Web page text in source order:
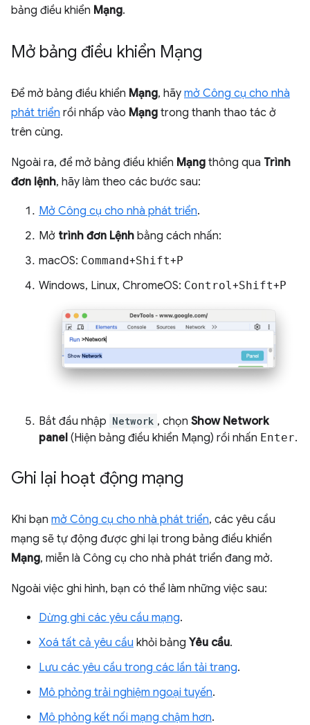
bảng điều khiển Mạng.
Mở bảng điều khiển Mạng
Để mở bảng điều khiển Mạng, hãy mở Công cụ cho nhà
phát triển rồi nhấp vào Mạng trong thanh thao tác ở
trên cùng.
Ngoài ra, để mở bảng điều khiển Mạng thông qua Trình
đơn lệnh, hãy làm theo các bước sau:
Mở Công cụ cho nhà phát triển.
Mở trình đơn Lệnh bằng cách nhấn:
macOS: Command+Shift+P
Windows, Linux, ChromeOS: Control+Shift+P
Bắt đầu nhập Network , chọn Show Network
panel (Hiện bảng điều khiển Mạng) rồi nhấn Enter.
Ghi lại hoạt động mạng
Khi bạn mở Công cụ cho nhà phát triển, các yêu cầu
mạng sẽ tự động được ghi lại trong bảng điều khiển
Mạng, miễn là Công cụ cho nhà phát triển đang mở.
Ngoài việc ghi hình, bạn có thể làm những việc sau:
Dừng ghi các yêu cầu mạng.
Xoá tất cả yêu cầu khỏi bảng Yêu cầu.
Lưu các yêu cầu trong các lần tải trang.
Mô phỏng trải nghiệm ngoại tuyến.
Mô phỏng kết nối mạng chậm hơn.